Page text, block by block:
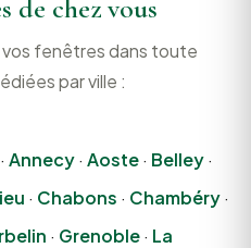
de chez vous
fenêtres dans toute
par ville :
· Annecy· Aoste· Belley·
· Chabons · Chambéry·
· Grenoble· La